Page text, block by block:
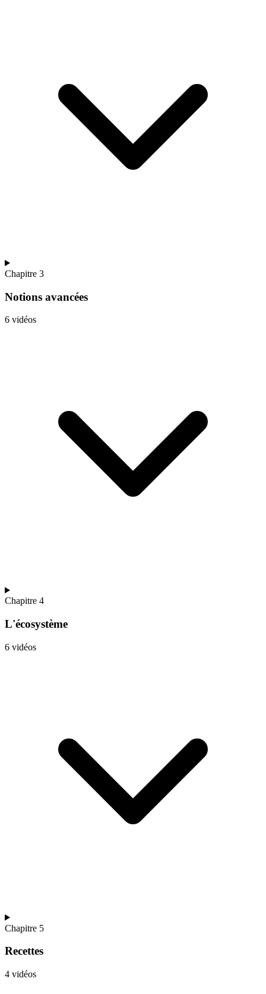
Chapitre 3
Notions avancées
6 vidéos
Chapitre 4
L'écosystème
6 vidéos
Chapitre 5
Recettes
4 vidéos